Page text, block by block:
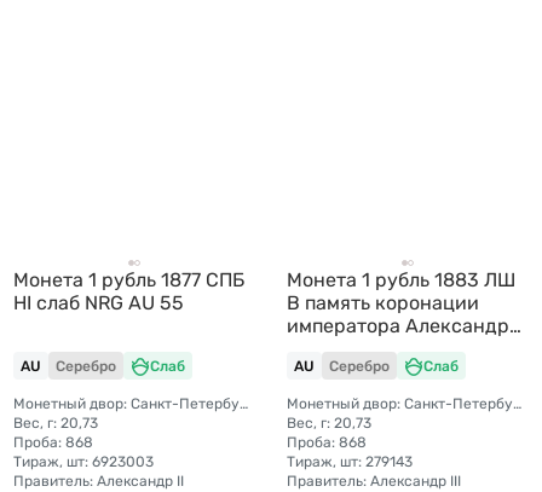
Монета 1 рубль 1877 СПБ
HI слаб NRG AU 55
AU Серебро Слаб
Монетный двор: Санкт-Петербургский монетный двор
Вес, г: 20,73
Проба: 868
Тираж, шт: 6923003
Правитель: Александр II
Монета 1 рубль 1883 ЛШ
В память коронации
императора Александра
III слаб PCGS AU 50
AU Серебро Слаб
Монетный двор: Санкт-Петербургский монетный двор
Вес, г: 20,73
Проба: 868
Тираж, шт: 279143
Правитель: Александр III